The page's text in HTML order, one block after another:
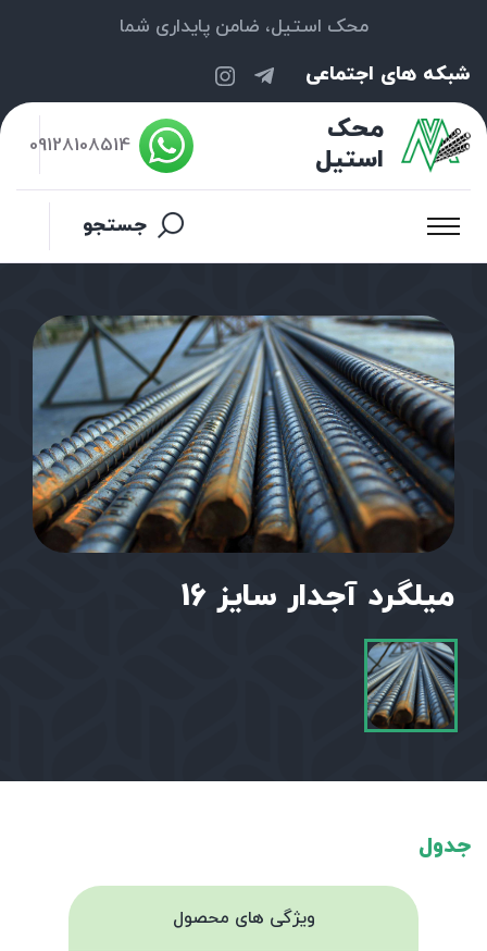
محک استیل، ضامن پایداری شما
شبکه های اجتماعی
محک
استیل
09128108514
جستجو
میلگرد آجدار سایز 16
جدول
ویژگی های محصول